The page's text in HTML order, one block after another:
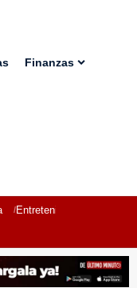
Finanzas
Entretenimiento